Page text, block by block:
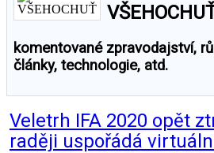
komentované zpravodajství,
články, technologie, atd.
Veletrh IFA 2020 opět
raději uspořádá